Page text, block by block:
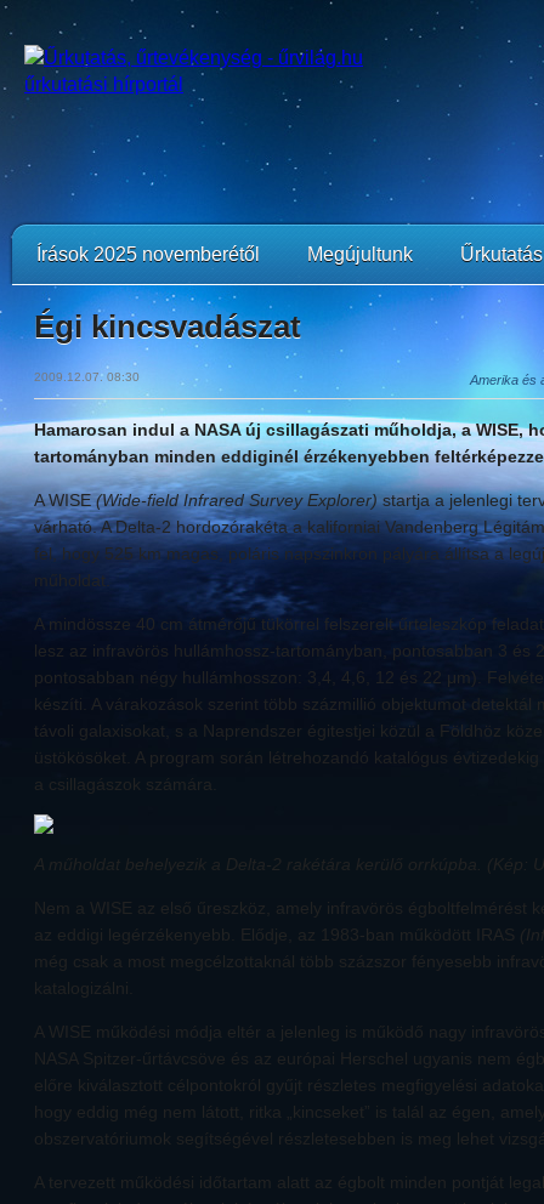
Írások 2025 novemberétől Megújultunk
Égi kincsvadászat
2009.12.07. 08:30 Amerika és
Hamarosan indul a NASA új csillagászati műholdja, a WISE,
tartományban minden eddiginél érzékenyebben
A WISE (Wide-field Infrared Survey Explorer) startja a jelenlegi
várható. A Delta-2 hordozórakéta a kaliforniai Vandenberg
fel, hogy 525 km magas, poláris napszinkron pályára állítsa a
műholdat.
A mindössze 40 cm átmérőjű tükörrel felszerelt űrteleszkóp
lesz az infravörös hullámhossz-tartományban, pontosabban 3 és
pontosabban négy hullámhosszon: 3,4, 4,6, 12 és 22 μm).
készíti. A várakozások szerint több százmillió objektumot detektál
távoli galaxisokat, s a Naprendszer égitestjei közül a Földhöz
üstökösöket. A program során létrehozandó katalógus
a csillagászok számára.
A műholdat behelyezik a Delta-2 rakétára kerülő orrkúpba. (Kép:
Nem a WISE az első űreszköz, amely infravörös égboltfelmérést
az eddigi legérzékenyebb. Elődje, az 1983-ban működött IRAS
még csak a most megcélzottaknál több százszor fényesebb
katalogizálni.
A WISE működési módja eltér a jelenleg is működő nagy
NASA Spitzer-űrtávcsöve és az európai Herschel ugyanis nem
előre kiválasztott célpontokról gyűjt részletes megfigyelési
hogy eddig még nem látott, ritka „kincseket” is talál az égen,
obszervatóriumok segítségével részletesebben is meg lehet
A tervezett működési időtartam alatt az égbolt minden pontját